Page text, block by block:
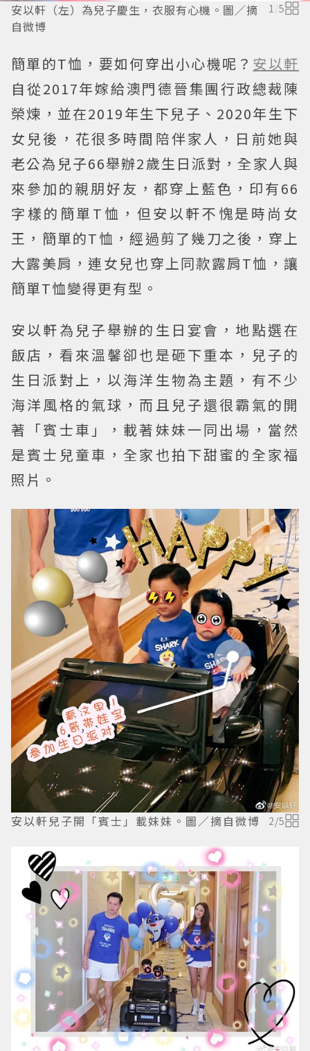
安以軒（左）為兒子慶生，衣服有心機。圖／摘
自微博
1 /5
簡單的T恤，要如何穿出小心機呢？ 安以軒
自從2017年嫁給澳門德晉集團行政總裁陳
榮煉，並在2019年生下兒子、2020年生下
女兒後，花很多時間陪伴家人，日前她與
老公為兒子66舉辦2歲生日派對，全家人與
來參加的親朋好友，都穿上藍色，印有66
字樣的簡單T恤，但安以軒不愧是時尚女
王，簡單的T恤，經過剪了幾刀之後，穿上
大露美肩，連女兒也穿上同款露肩T恤，讓
簡單T恤變得更有型。
安以軒為兒子舉辦的生日宴會，地點選在
飯店，看來溫馨卻也是砸下重本，兒子的
生日派對上，以海洋生物為主題，有不少
海洋風格的氣球，而且兒子還很霸氣的開
著「賓士車」，載著妹妹一同出場，當然
是賓士兒童車，全家也拍下甜蜜的全家福
照片。
安以軒兒子開「賓士」載妹妹。圖／摘自微博 2/5